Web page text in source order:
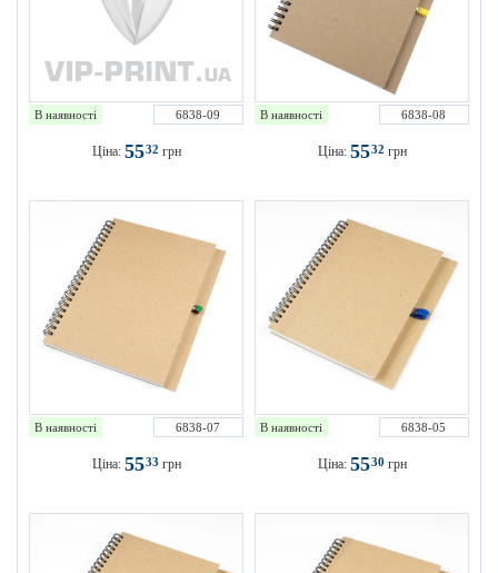
В наявності 6838-09
Ціна: 5532 грн
В наявності 6838-08
Ціна: 5532 грн
В наявності 6838-07
Ціна: 5533 грн
В наявності 6838-05
Ціна: 5530 грн